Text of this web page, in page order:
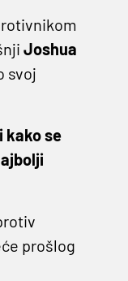
Joshua
svoj
kako se
prošlog